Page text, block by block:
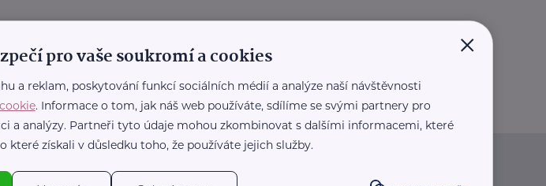
×
pro vaše soukromí a cookies
a reklam, poskytování funkcí sociálních médií a analýze naší návštěvnosti
. Informace o tom, jak náš web používáte, sdílíme se svými partnery pro
a analýzy. Partneři tyto údaje mohou zkombinovat s dalšími informacemi, které
které získali v důsledku toho, že používáte jejich služby.